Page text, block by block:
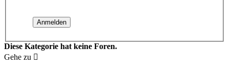
Diese Kategorie hat keine Foren.
Gehe zu